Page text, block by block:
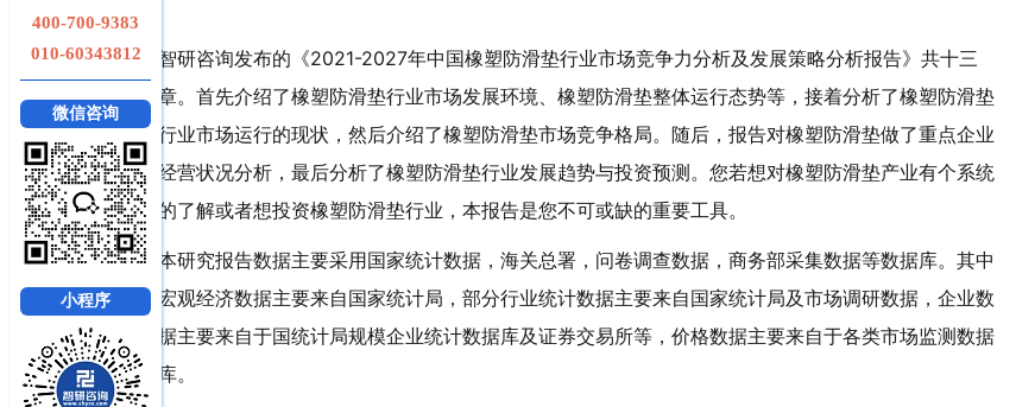
智研咨询发布的《2021-2027年中国橡塑防滑垫行业市场竞争力分析及发展策略分析报告》共十三
章。首先介绍了橡塑防滑垫行业市场发展环境、橡塑防滑垫整体运行态势等，接着分析了橡塑防滑垫
行业市场运行的现状，然后介绍了橡塑防滑垫市场竞争格局。随后，报告对橡塑防滑垫做了重点企业
经营状况分析，最后分析了橡塑防滑垫行业发展趋势与投资预测。您若想对橡塑防滑垫产业有个系统
的了解或者想投资橡塑防滑垫行业，本报告是您不可或缺的重要工具。
本研究报告数据主要采用国家统计数据，海关总署，问卷调查数据，商务部采集数据等数据库。其中
宏观经济数据主要来自国家统计局，部分行业统计数据主要来自国家统计局及市场调研数据，企业数
据主要来自于国统计局规模企业统计数据库及证券交易所等，价格数据主要来自于各类市场监测数据
库。
400-700-9383
010-60343812
微信咨询
小程序